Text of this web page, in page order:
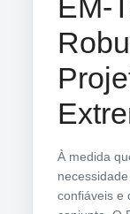
EM-
À medida
confiáveis e